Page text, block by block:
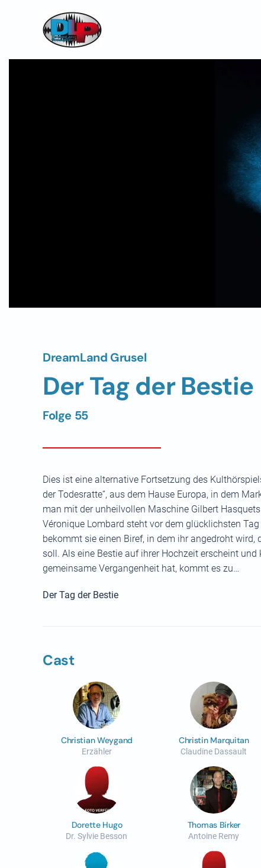
Skip to main content
DreamLand Grusel
Der Tag der Bestie
Folge 55
Dies ist eine alternative Fortsetzung des
der Todesratte“, aus dem Hause Europa, in dem
man mit der unheilvollen Maschine Gilbert
Véronique Lombard steht vor dem glücklichsten
bekommt sie einen Biref, in dem ihr angedroht
soll. Als eine Bestie auf ihrer Hochzeit erscheint
gemeinsame Vergangenheit hat, kommt es zu…
Der Tag der Bestie
Cast
Christian Weygand
Erzähler
Christin Marquitan
Claudine Dassault
Dorette Hugo
Dr. Sylvie Besson
Thomas Birker
Antoine Remy